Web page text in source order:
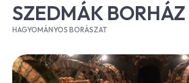
SZEDMÁK BORHÁZ
HAGYOMÁNYOS BORÁSZAT